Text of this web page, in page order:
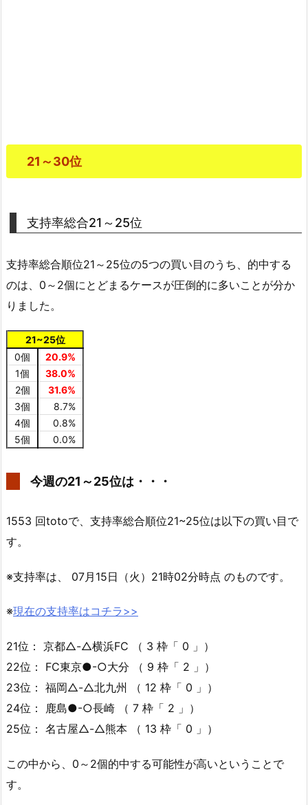
21～30位
支持率総合21～25位
支持率総合順位21～25位の5つの買い目のうち、的中する
のは、0～2個にとどまるケースが圧倒的に多いことが分か
りました。
21~25位
0個
20.9%
1個
38.0%
2個
31.6%
3個
8.7%
4個
0.8%
5個
0.0%
今週の21～25位は・・・
1553 回totoで、支持率総合順位21~25位は以下の買い目で
す。
※支持率は、 07月15日（火）21時02分時点 のものです。
※現在の支持率はコチラ>>
21位： 京都△-△横浜FC （ 3 枠「 0 」）
22位： FC東京●-○大分 （ 9 枠「 2 」）
23位： 福岡△-△北九州 （ 12 枠「 0 」）
24位： 鹿島●-○長崎 （ 7 枠「 2 」）
25位： 名古屋△-△熊本 （ 13 枠「 0 」）
この中から、0～2個的中する可能性が高いということで
す。